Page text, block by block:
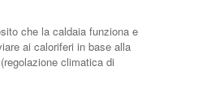
che la caldaia funziona e
ai caloriferi in base alla
climatica di